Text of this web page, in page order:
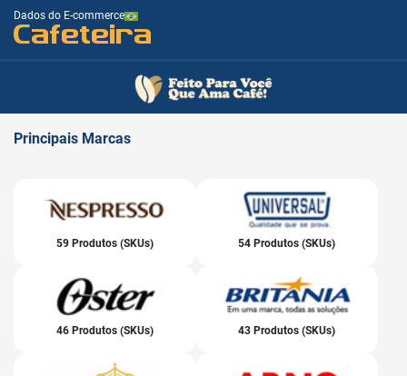
Dados do E-commerce
Cafeteira
Principais Marcas
59 Produtos (SKUs) 54 Produtos (SKUs)
46 Produtos (SKUs) 43 Produtos (SKUs)